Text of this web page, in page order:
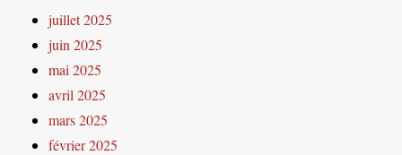
juillet 2025
juin 2025
mai 2025
avril 2025
mars 2025
février 2025